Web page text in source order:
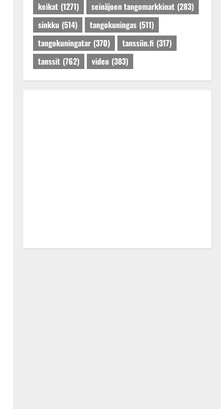
keikat (1271) seinäjoen tangomarkkinat (283)
sinkku (514) tangokuningas (511)
tangokuningatar (370) tanssiin.fi (317)
tanssit (762) video (383)